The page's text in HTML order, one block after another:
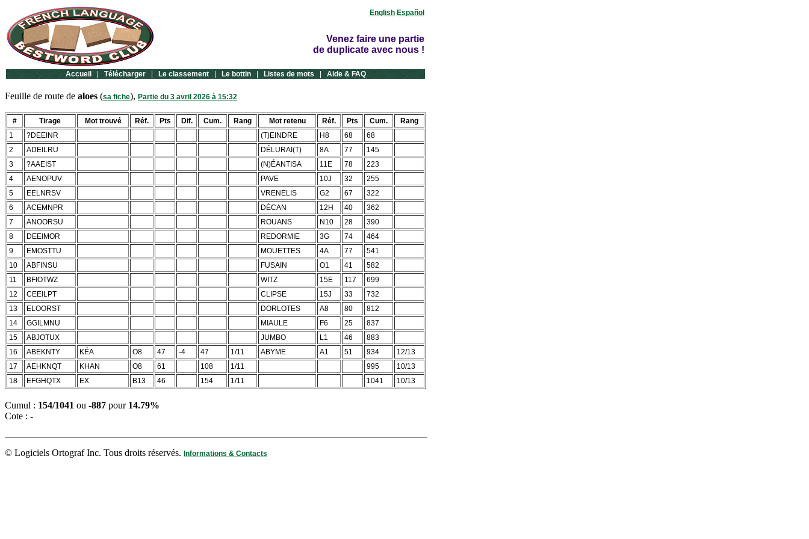
English Español
Venez faire une partie
de duplicate avec nous !
Accueil | Télécharger | Le classement | Le bottin | Listes de mots | Aide & FAQ
Feuille de route de aloes (sa fiche), Partie du 3 avril 2026 à 15:32
# Tirage Mot trouvé Réf. Pts Dif. Cum. Rang Mot retenu Réf. Pts Cum.
Rang
1
?DEEINR (T)EINDRE H8 68
68
2
ADEILRU DÉLURAI(T) 8A 77
145
3
?AAEIST (N)ÉANTISA 11E 78
223
4
AENOPUV PAVE 10J 32
255
5
EELNRSV VRENELIS G2 67
322
6
ACEMNPR DÉCAN 12H 40
362
7
ANOORSU ROUANS N10 28
390
8
DEEIMOR REDORMIE 3G 74
464
9
EMOSTTU MOUETTES 4A 77
541
10
ABFINSU FUSAIN O1 41
582
11
BFIOTWZ WITZ 15E 117
699
12
CEEILPT CLIPSE 15J 33
732
13
ELOORST DORLOTES A8 80
812
14
GGILMNU MIAULE F6 25
837
15
ABJOTUX JUMBO L1 46
883
16
ABEKNTY KÉA O8 47 -4 47 1/11 ABYME A1 51 934
12/13
17
AEHKNQT KHAN O8 61 108 1/11 995
10/13
18
EFGHQTX EX B13 46 154 1/11 1041 10/13
Cumul : 154/1041 ou -887 pour 14.79%
Cote : -
© Logiciels Ortograf Inc. Tous droits réservés. Informations & Contacts